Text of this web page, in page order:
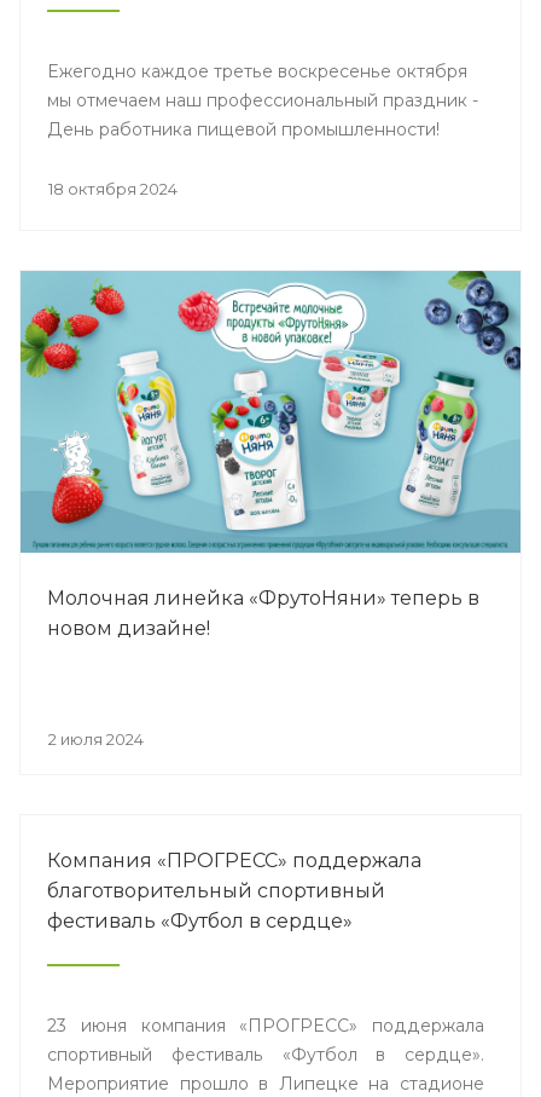
Ежегодно каждое третье воскресенье октября
мы отмечаем наш профессиональный праздник -
День работника пищевой промышленности!
18 октября 2024
Молочная линейка «ФрутоНяни» теперь в
новом дизайне!
2 июля 2024
Компания «ПРОГРЕСС» поддержала
благотворительный спортивный
фестиваль «Футбол в сердце»
23 июня компания «ПРОГРЕСС» поддержала
спортивный фестиваль «Футбол в сердце».
Мероприятие прошло в Липецке на стадионе